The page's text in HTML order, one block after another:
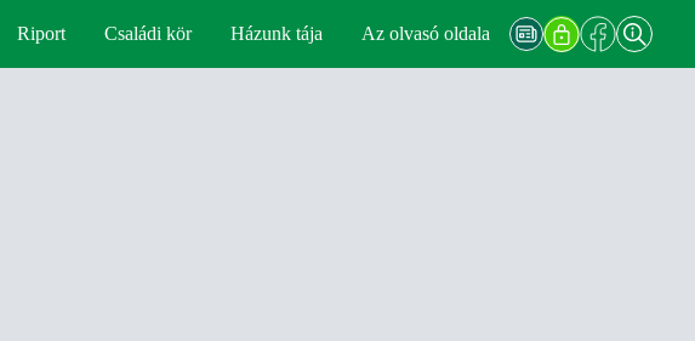
Riport Családi kör Házunk tája Az olvasó oldala